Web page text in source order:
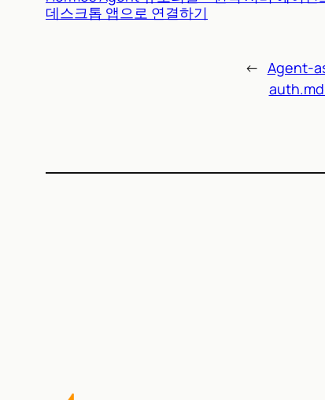
데스크톱 앱으로 연결하기
← Agent-
auth.md